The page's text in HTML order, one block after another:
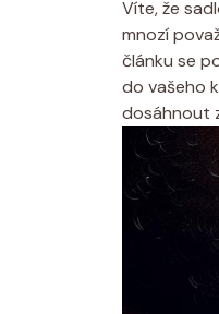
Víte, že
mnozí
článku se
do vašeho
dosáhnout